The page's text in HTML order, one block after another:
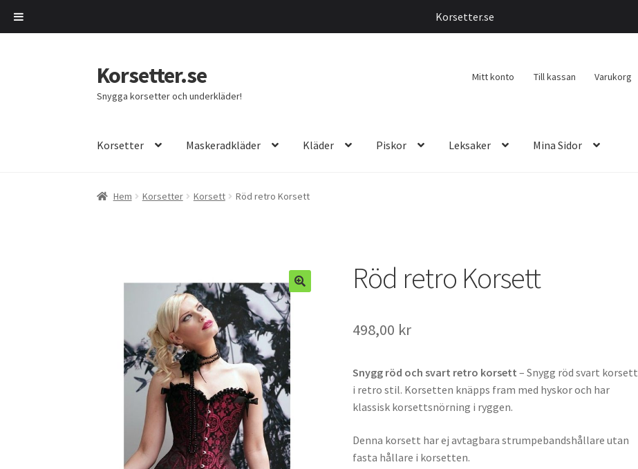
Hoppa
till
navigering
Hoppa
till
innehåll
Korsetter.se
Snygga korsetter och underkläder!
Mitt konto Till kassan Varukorg
Korsetter Maskeradkläder Kläder Piskor Leksaker Mina Sidor
Hem Korsetter Korsett Röd retro Korsett
Röd retro Korsett
498,00 kr
Snygg röd och svart retro korsett – Snygg röd svart korsett
i retro stil. Korsetten knäpps fram med hyskor och har
klassisk korsettsnörning i ryggen.
Denna korsett har ej avtagbara strumpebandshållare utan
fasta hållare i korsetten.
Korsetter.se